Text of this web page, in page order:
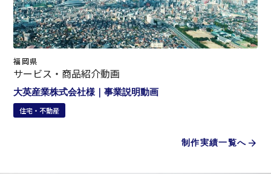
福岡県
サービス・商品紹介動画
大英産業株式会社様｜事業説明動画
住宅・不動産
制作実績一覧へ arrow_forward